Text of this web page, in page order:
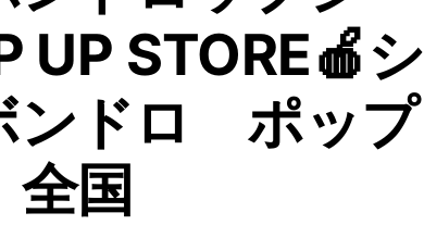
UP STORE🍎シ
ドロ ポップ
国